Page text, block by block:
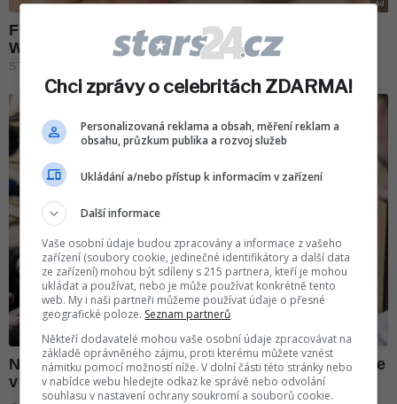
Chci zprávy o celebritách ZDARMA!
Personalizovaná reklama a obsah, měření reklam a
obsahu, průzkum publika a rozvoj služeb
Ukládání a/nebo přístup k informacím v zařízení
Další informace
Vaše osobní údaje budou zpracovány a informace z vašeho
zařízení (soubory cookie, jedinečné identifikátory a další data
ze zařízení) mohou být sdíleny s 215 partnera, kteří je mohou
ukládat a používat, nebo je může používat konkrétně tento
web. My i naši partneři můžeme používat údaje o přesné
geografické poloze. Seznam partnerů
Někteří dodavatelé mohou vaše osobní údaje zpracovávat na
základě oprávněného zájmu, proti kterému můžete vznést
námitku pomocí možností níže. V dolní části této stránky nebo
v nabídce webu hledejte odkaz ke správě nebo odvolání
souhlasu v nastavení ochrany soukromí a souborů cookie.